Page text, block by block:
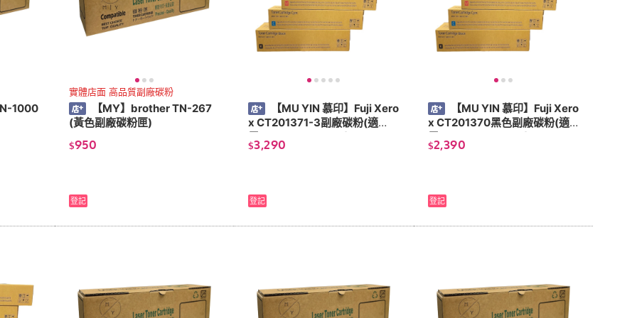
1000
實體店面 高品質副廠碳粉
【MY】brother TN-267
(黃色副廠碳粉匣)
$950
登記
【MU YIN 慕印】Fuji Xero
x CT201371-3副廠碳粉(適
用：C3375/C5575)
$3,290
登記
【MU YIN 慕印】Fuji Xero
x CT201370黑色副廠碳粉(適
用：C3375/C5575)
$2,390
登記